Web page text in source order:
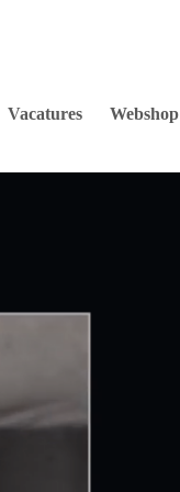
Vacatures Webshop